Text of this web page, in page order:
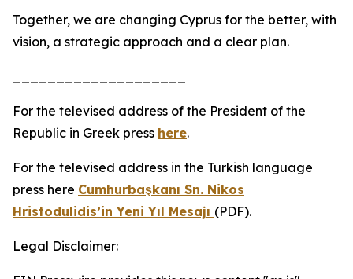
Together, we are changing Cyprus for the better, with
vision, a strategic approach and a clear plan.
For the televised address of the President of the
Republic in Greek press here.
For the televised address in the Turkish language
press here Cumhurbaşkanı Sn. Nikos
Hristodulidis’in Yeni Yıl Mesajı (PDF).
Legal Disclaimer: